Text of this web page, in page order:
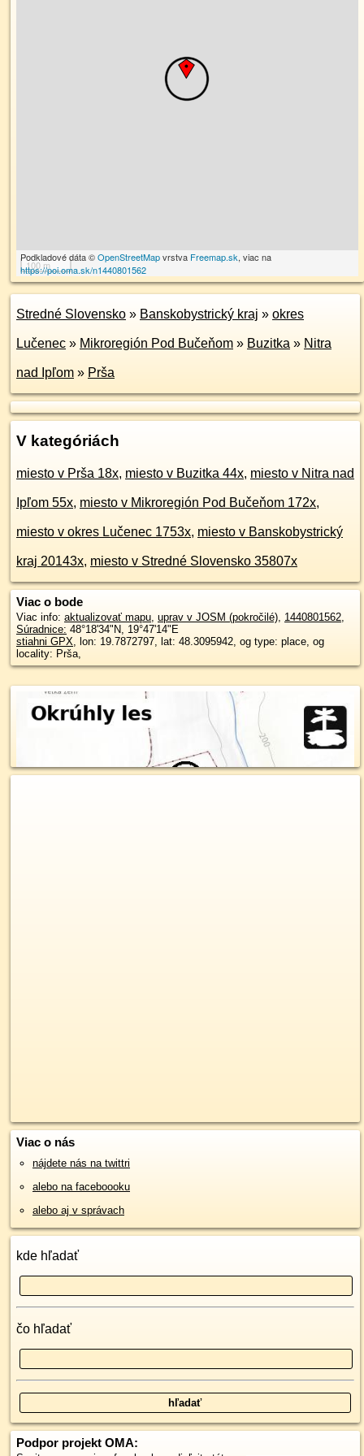
100 m
Podkladové dáta ©OpenStreetMapvrstva Freemap.sk, viac na
https://poi.oma.sk/n1440801562
Stredné Slovensko » Banskobystrický kraj » okres
Lučenec » Mikroregión Pod Bučeňom » Buzitka » Nitra
nad Ipľom » Prša
V kategóriách
miesto v Prša 18x, miesto v Buzitka 44x, miesto v Nitra nad
Ipľom 55x, miesto v Mikroregión Pod Bučeňom 172x,
miesto v okres Lučenec 1753x, miesto v Banskobystrický
kraj 20143x, miesto v Stredné Slovensko 35807x
Viac o bode
Viac info: aktualizovať mapu, uprav v JOSM (pokročilé), 1440801562,
Súradnice: 48°18'34"N, 19°47'14"E
stiahni GPX, lon: 19.7872797, lat: 48.3095942, og type: place, og
locality: Prša,
Viac o nás
nájdete nás na twittri
alebo na faceboooku
alebo aj v správach
kde hľadať
čo hľadať
Podpor projekt OMA: